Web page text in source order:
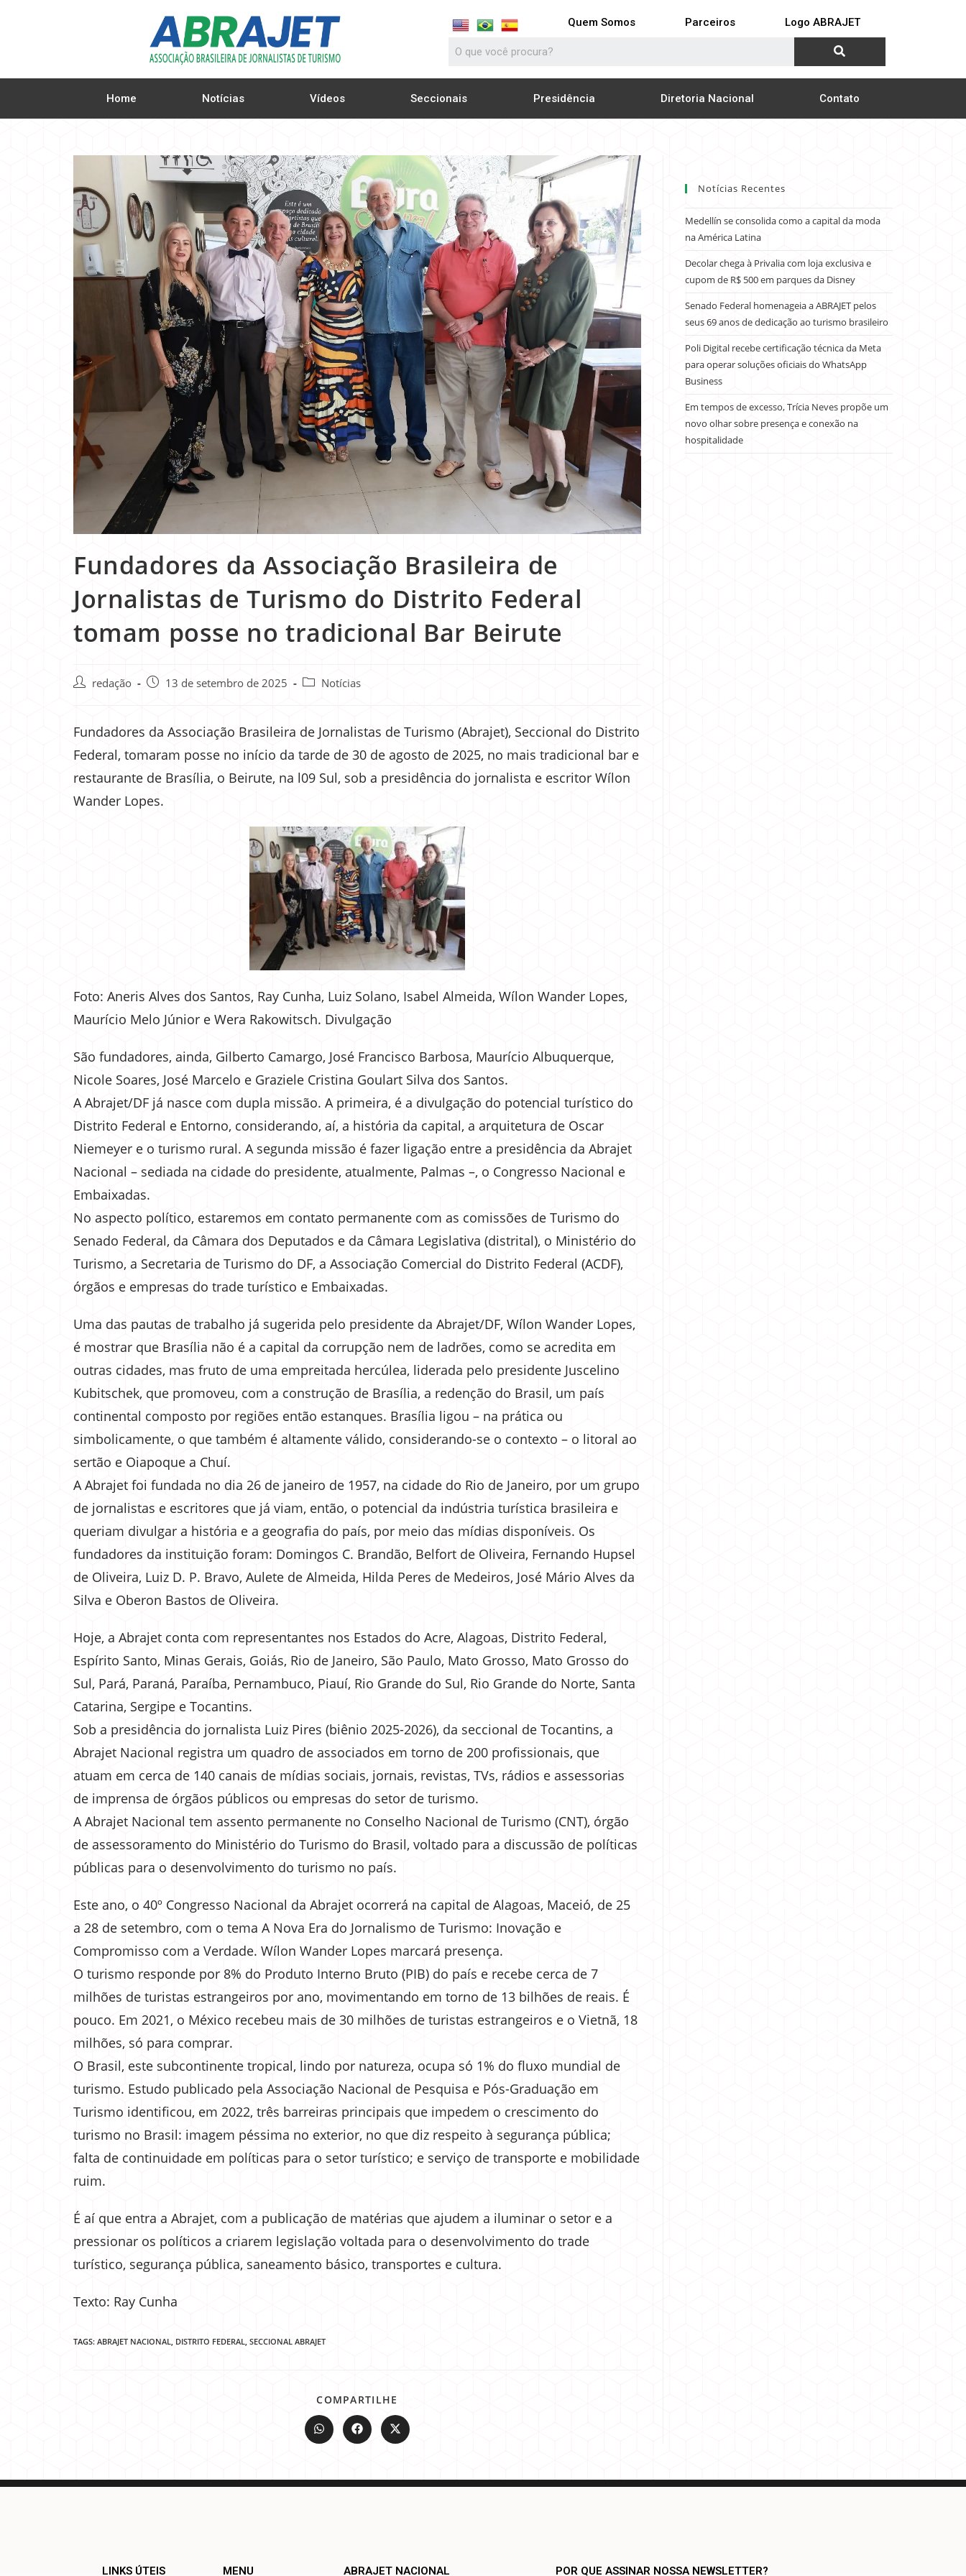
Quem Somos Parceiros Logo ABRAJET
Home Notícias Vídeos Seccionais Presidência Diretoria Nacional Contato
Fundadores da Associação Brasileira de
Jornalistas de Turismo do Distrito Federal
tomam posse no tradicional Bar Beirute
redação 13 de setembro de 2025 Notícias
Fundadores da Associação Brasileira de Jornalistas de Turismo (Abrajet), Seccional do Distrito
Federal, tomaram posse no início da tarde de 30 de agosto de 2025, no mais tradicional bar e
restaurante de Brasília, o Beirute, na l09 Sul, sob a presidência do jornalista e escritor Wílon
Wander Lopes.
Foto: Aneris Alves dos Santos, Ray Cunha, Luiz Solano, Isabel Almeida, Wílon Wander Lopes,
Maurício Melo Júnior e Wera Rakowitsch. Divulgação
São fundadores, ainda, Gilberto Camargo, José Francisco Barbosa, Maurício Albuquerque,
Nicole Soares, José Marcelo e Graziele Cristina Goulart Silva dos Santos.
A Abrajet/DF já nasce com dupla missão. A primeira, é a divulgação do potencial turístico do
Distrito Federal e Entorno, considerando, aí, a história da capital, a arquitetura de Oscar
Niemeyer e o turismo rural. A segunda missão é fazer ligação entre a presidência da Abrajet
Nacional – sediada na cidade do presidente, atualmente, Palmas –, o Congresso Nacional e
Embaixadas.
No aspecto político, estaremos em contato permanente com as comissões de Turismo do
Senado Federal, da Câmara dos Deputados e da Câmara Legislativa (distrital), o Ministério do
Turismo, a Secretaria de Turismo do DF, a Associação Comercial do Distrito Federal (ACDF),
órgãos e empresas do trade turístico e Embaixadas.
Uma das pautas de trabalho já sugerida pelo presidente da Abrajet/DF, Wílon Wander Lopes,
é mostrar que Brasília não é a capital da corrupção nem de ladrões, como se acredita em
outras cidades, mas fruto de uma empreitada hercúlea, liderada pelo presidente Juscelino
Kubitschek, que promoveu, com a construção de Brasília, a redenção do Brasil, um país
continental composto por regiões então estanques. Brasília ligou – na prática ou
simbolicamente, o que também é altamente válido, considerando-se o contexto – o litoral ao
sertão e Oiapoque a Chuí.
A Abrajet foi fundada no dia 26 de janeiro de 1957, na cidade do Rio de Janeiro, por um grupo
de jornalistas e escritores que já viam, então, o potencial da indústria turística brasileira e
queriam divulgar a história e a geografia do país, por meio das mídias disponíveis. Os
fundadores da instituição foram: Domingos C. Brandão, Belfort de Oliveira, Fernando Hupsel
de Oliveira, Luiz D. P. Bravo, Aulete de Almeida, Hilda Peres de Medeiros, José Mário Alves da
Silva e Oberon Bastos de Oliveira.
Hoje, a Abrajet conta com representantes nos Estados do Acre, Alagoas, Distrito Federal,
Espírito Santo, Minas Gerais, Goiás, Rio de Janeiro, São Paulo, Mato Grosso, Mato Grosso do
Sul, Pará, Paraná, Paraíba, Pernambuco, Piauí, Rio Grande do Sul, Rio Grande do Norte, Santa
Catarina, Sergipe e Tocantins.
Sob a presidência do jornalista Luiz Pires (biênio 2025-2026), da seccional de Tocantins, a
Abrajet Nacional registra um quadro de associados em torno de 200 profissionais, que
atuam em cerca de 140 canais de mídias sociais, jornais, revistas, TVs, rádios e assessorias
de imprensa de órgãos públicos ou empresas do setor de turismo.
A Abrajet Nacional tem assento permanente no Conselho Nacional de Turismo (CNT), órgão
de assessoramento do Ministério do Turismo do Brasil, voltado para a discussão de políticas
públicas para o desenvolvimento do turismo no país.
Este ano, o 40º Congresso Nacional da Abrajet ocorrerá na capital de Alagoas, Maceió, de 25
a 28 de setembro, com o tema A Nova Era do Jornalismo de Turismo: Inovação e
Compromisso com a Verdade. Wílon Wander Lopes marcará presença.
O turismo responde por 8% do Produto Interno Bruto (PIB) do país e recebe cerca de 7
milhões de turistas estrangeiros por ano, movimentando em torno de 13 bilhões de reais. É
pouco. Em 2021, o México recebeu mais de 30 milhões de turistas estrangeiros e o Vietnã, 18
milhões, só para comprar.
O Brasil, este subcontinente tropical, lindo por natureza, ocupa só 1% do fluxo mundial de
turismo. Estudo publicado pela Associação Nacional de Pesquisa e Pós-Graduação em
Turismo identificou, em 2022, três barreiras principais que impedem o crescimento do
turismo no Brasil: imagem péssima no exterior, no que diz respeito à segurança pública;
falta de continuidade em políticas para o setor turístico; e serviço de transporte e mobilidade
ruim.
É aí que entra a Abrajet, com a publicação de matérias que ajudem a iluminar o setor e a
pressionar os políticos a criarem legislação voltada para o desenvolvimento do trade
turístico, segurança pública, saneamento básico, transportes e cultura.
Texto: Ray Cunha
TAGS: ABRAJET NACIONAL DISTRITO FEDERAL SECCIONAL ABRAJET
COMPARTILHE
Notícias Recentes
Medellín se consolida como a capital da moda
na América Latina
Decolar chega à Privalia com loja exclusiva e
cupom de R$ 500 em parques da Disney
Senado Federal homenageia a ABRAJET pelos
seus 69 anos de dedicação ao turismo brasileiro
Poli Digital recebe certificação técnica da Meta
para operar soluções oficiais do WhatsApp
Business
Em tempos de excesso, Trícia Neves propõe um
novo olhar sobre presença e conexão na
hospitalidade
LINKS ÚTEIS MENU ABRAJET NACIONAL POR QUE ASSINAR NOSSA NEWSLETTER?